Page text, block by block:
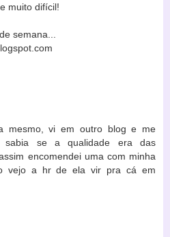
muito difícil!
semana...
mesmo, vi em outro blog e me
sabia se a qualidade era das
encomendei uma com minha
vejo a hr de ela vir pra cá em